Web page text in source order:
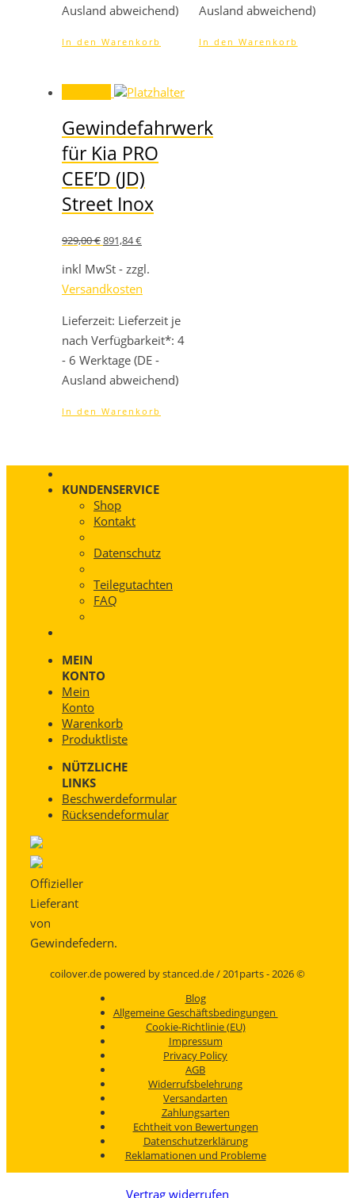
Ausland abweichend)
In den Warenkorb
Ausland abweichend)
In den Warenkorb
Gewindefahrwerk
für Kia PRO
CEE’D (JD)
Street Inox
929,00€ Ursprünglicher
war:
929,00 €
891,84€Aktueller
ist:
891,84 €.
inkl MwSt - zzgl.
Versandkosten
Lieferzeit: Lieferzeit je
nach Verfügbarkeit*: 4
- 6 Werktage (DE -
Ausland abweichend)
In den Warenkorb
KUNDENSERVICE
Shop
Kontakt
Datenschutz
Teilegutachten
FAQ
MEIN
KONTO
Mein
Konto
Warenkorb
Produktliste
NÜTZLICHE
LINKS
Beschwerdeformular
Rücksendeformular
Offizieller
Lieferant
von
Gewindefedern.
coilover.de powered by stanced.de / 201parts - 2026 ©
Blog
Allgemeine Geschäftsbedingungen
Cookie-Richtlinie (EU)
Impressum
Privacy Policy
AGB
Widerrufsbelehrung
Versandarten
Zahlungsarten
Echtheit von Bewertungen
Datenschutzerklärung
Reklamationen und Probleme
Vertrag widerrufen